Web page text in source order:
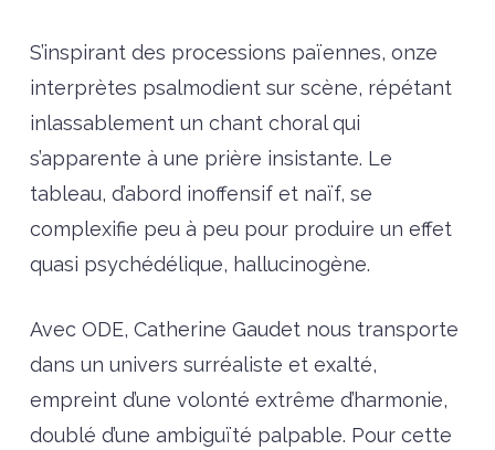
S’inspirant des processions païennes, onze
interprètes psalmodient sur scène, répétant
inlassablement un chant choral qui
s’apparente à une prière insistante. Le
tableau, d’abord inoffensif et naïf, se
complexifie peu à peu pour produire un effet
quasi psychédélique, hallucinogène.
Avec ODE, Catherine Gaudet nous transporte
dans un univers surréaliste et exalté,
empreint d’une volonté extrême d’harmonie,
doublé d’une ambiguïté palpable. Pour cette